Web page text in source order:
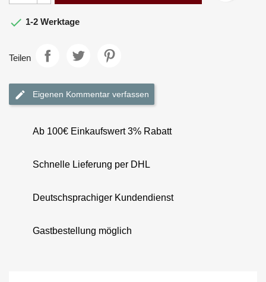
 1-2 Werktage
Teilen
Eigenen Kommentar verfassen
Ab 100€ Einkaufswert 3% Rabatt
Schnelle Lieferung per DHL
Deutschsprachiger Kundendienst
Gastbestellung möglich